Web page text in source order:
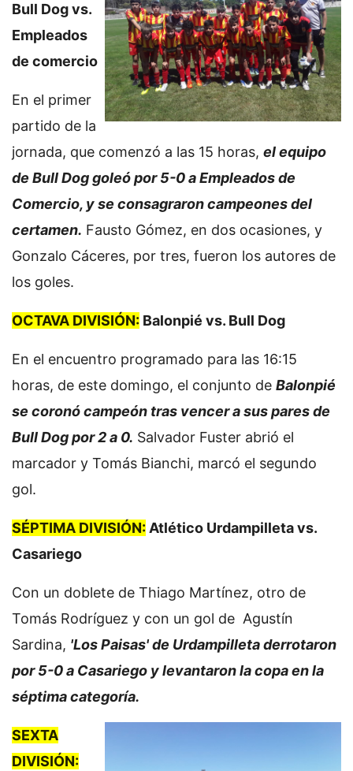
Bull Dog vs.
Empleados
de comercio
En el primer
partido de la
jornada, que comenzó a las 15 horas, el equipo
de Bull Dog goleó por 5-0 a Empleados de
Comercio, y se consagraron campeones del
certamen. Fausto Gómez, en dos ocasiones, y
Gonzalo Cáceres, por tres, fueron los autores de
los goles.
OCTAVA DIVISIÓN: Balonpié vs. Bull Dog
En el encuentro programado para las 16:15
horas, de este domingo, el conjunto de Balonpié
se coronó campeón tras vencer a sus pares de
Bull Dog por 2 a 0. Salvador Fuster abrió el
marcador y Tomás Bianchi, marcó el segundo
gol.
SÉPTIMA DIVISIÓN: Atlético Urdampilleta vs.
Casariego
Con un doblete de Thiago Martínez, otro de
Tomás Rodríguez y con un gol de Agustín
Sardina, 'Los Paisas' de Urdampilleta derrotaron
por 5-0 a Casariego y levantaron la copa en la
séptima categoría.
SEXTA
DIVISIÓN: